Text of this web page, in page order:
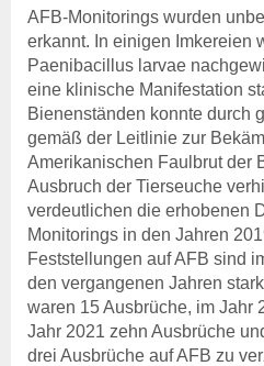
AFB-Monitorings wurden
erkannt. In einigen Imkereien
Paenibacillus larvae
eine klinische Manifestation
Bienenständen konnte durch
gemäß der Leitlinie zur
Amerikanischen Faulbrut der
Ausbruch der Tierseuche
verdeutlichen die erhobenen
Monitorings in den Jahren
Feststellungen auf AFB sind
den vergangenen Jahren
waren 15 Ausbrüche, im Jahr
Jahr 2021 zehn Ausbrüche
drei Ausbrüche auf AFB zu